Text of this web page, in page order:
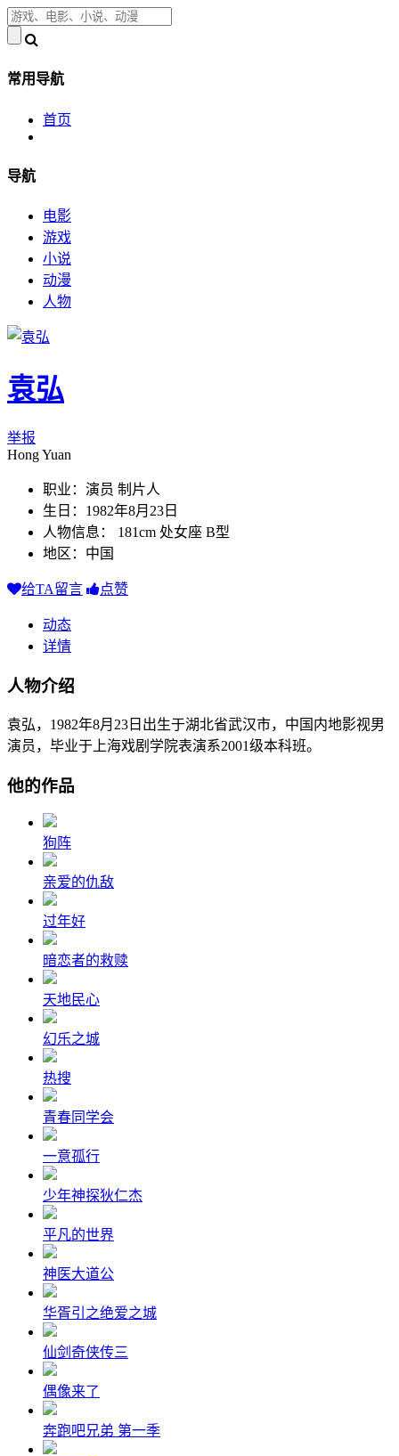
常用导航
首页
导航
电影
游戏
小说
动漫
人物
袁弘
举报
Hong Yuan
职业：演员 制片人
生日：1982年8月23日
人物信息： 181cm 处女座 B型
地区：中国
给TA留言 点赞
动态
详情
人物介绍
袁弘，1982年8月23日出生于湖北省武汉市，中国内地影视男
演员，毕业于上海戏剧学院表演系2001级本科班。
他的作品
狗阵
亲爱的仇敌
过年好
暗恋者的救赎
天地民心
幻乐之城
热搜
青春同学会
一意孤行
少年神探狄仁杰
平凡的世界
神医大道公
华胥引之绝爱之城
仙剑奇侠传三
偶像来了
奔跑吧兄弟 第一季